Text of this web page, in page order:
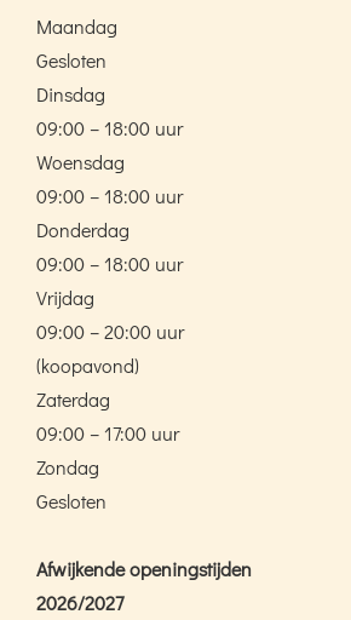
Maandag
Gesloten
Dinsdag
09:00 – 18:00 uur
Woensdag
09:00 – 18:00 uur
Donderdag
09:00 – 18:00 uur
Vrijdag
09:00 – 20:00 uur
(koopavond)
Zaterdag
09:00 – 17:00 uur
Zondag
Gesloten
Afwijkende openingstijden
2026/2027